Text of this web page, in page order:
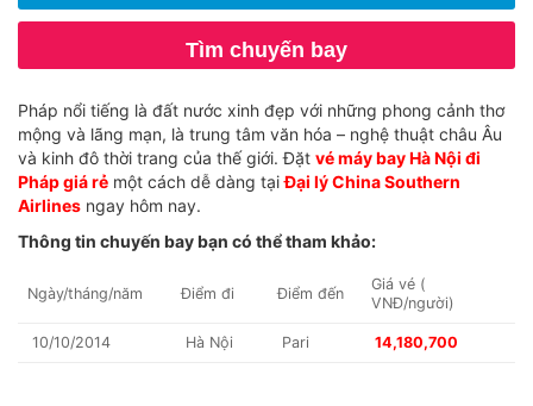
Tìm chuyến bay
Pháp nổi tiếng là đất nước xinh đẹp với những phong cảnh thơ
mộng và lãng mạn, là trung tâm văn hóa – nghệ thuật châu Âu
và kinh đô thời trang của thế giới. Đặt vé máy bay Hà Nội đi
Pháp giá rẻ một cách dễ dàng tạiĐại lý China Southern
Airlines ngay hôm nay.
Thông tin chuyến bay bạn có thể tham khảo:
Ngày/tháng/năm Điểm đi Điểm đến
Giá vé (
VNĐ/người)
10/10/2014 Hà Nội Pari 14,180,700